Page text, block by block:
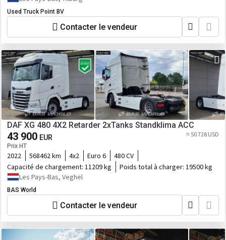
Used Truck Point BV
Contacter le vendeur
DAF XG 480 4X2 Retarder 2xTanks Standklima ACC
43 900 EUR
Prix HT
≈ 50 728 USD
2022 568462 km 4x2 Euro 6
480 CV
Capacité de chargement: 11209 kg Poids total à charger: 19500 kg
Les Pays-Bas, Veghel
BAS World
Contacter le vendeur